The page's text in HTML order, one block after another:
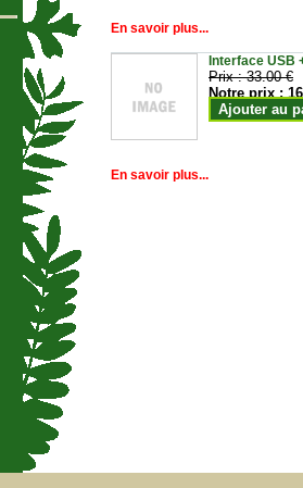
En savoir plus...
Interface USB
Prix :33.00 €
Notre prix :
Ajouter au
En savoir plus...